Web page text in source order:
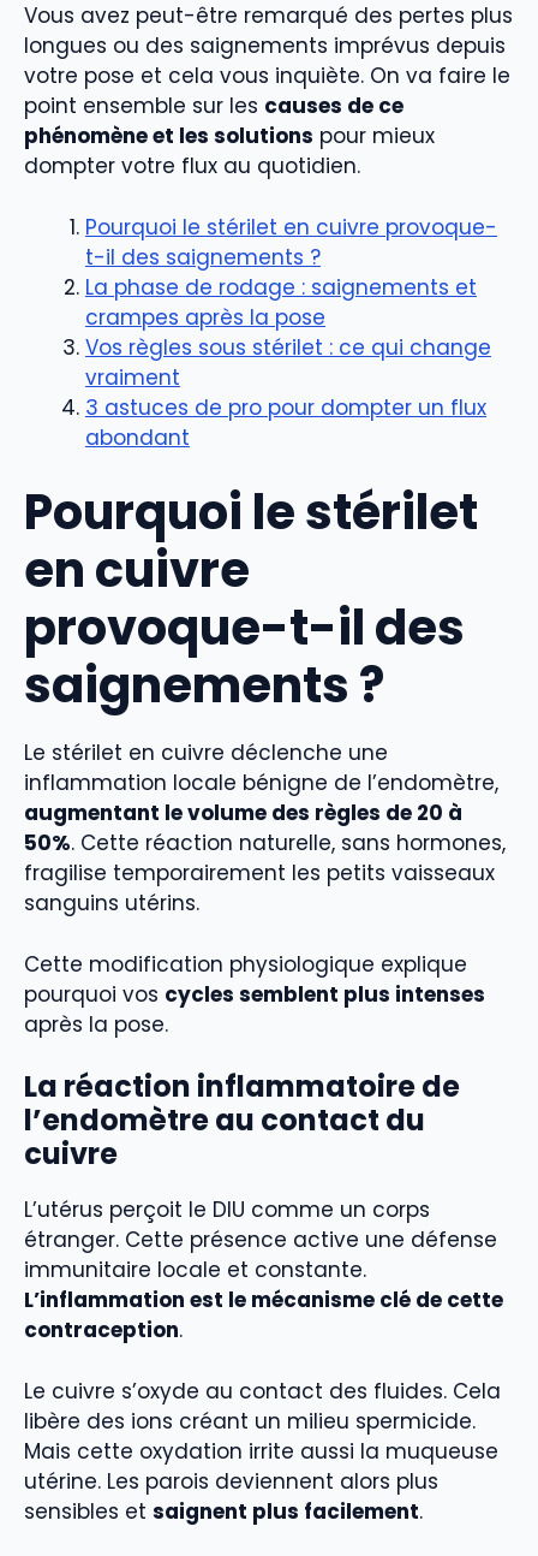
Vous avez peut-être remarqué des pertes plus
longues ou des saignements imprévus depuis
votre pose et cela vous inquiète. On va faire le
point ensemble sur les causes de ce
phénomène et les solutions pour mieux
dompter votre flux au quotidien.
Pourquoi le stérilet en cuivre provoque-
t-il des saignements ?
La phase de rodage : saignements et
crampes après la pose
Vos règles sous stérilet : ce qui change
vraiment
3 astuces de pro pour dompter un flux
abondant
Pourquoi le stérilet
en cuivre
provoque-t-il des
saignements ?
Le stérilet en cuivre déclenche une
inflammation locale bénigne de l’endomètre,
augmentant le volume des règles de 20 à
50%. Cette réaction naturelle, sans hormones,
fragilise temporairement les petits vaisseaux
sanguins utérins.
Cette modification physiologique explique
pourquoi vos cycles semblent plus intenses
après la pose.
La réaction inflammatoire de
l’endomètre au contact du
cuivre
L’utérus perçoit le DIU comme un corps
étranger. Cette présence active une défense
immunitaire locale et constante.
L’inflammation est le mécanisme clé de cette
contraception.
Le cuivre s’oxyde au contact des fluides. Cela
libère des ions créant un milieu spermicide.
Mais cette oxydation irrite aussi la muqueuse
utérine. Les parois deviennent alors plus
sensibles et saignent plus facilement.